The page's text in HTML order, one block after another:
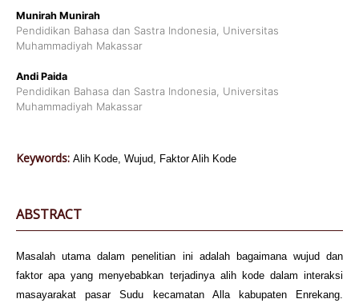
Munirah Munirah
Pendidikan Bahasa dan Sastra Indonesia, Universitas
Muhammadiyah Makassar
Andi Paida
Pendidikan Bahasa dan Sastra Indonesia, Universitas
Muhammadiyah Makassar
Keywords: Alih Kode, Wujud, Faktor Alih Kode
ABSTRACT
Masalah utama dalam penelitian ini adalah bagaimana wujud dan
faktor apa yang menyebabkan terjadinya alih kode dalam interaksi
masayarakat pasar Sudu kecamatan Alla kabupaten Enrekang.